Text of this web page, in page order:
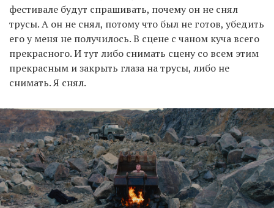
фестивале будут спрашивать, почему он не снял
трусы. А он не снял, потому что был не готов, убедить
его у меня не получилось. В сцене с чаном куча всего
прекрасного. И тут либо снимать сцену со всем этим
прекрасным и закрыть глаза на трусы, либо не
снимать. Я снял.